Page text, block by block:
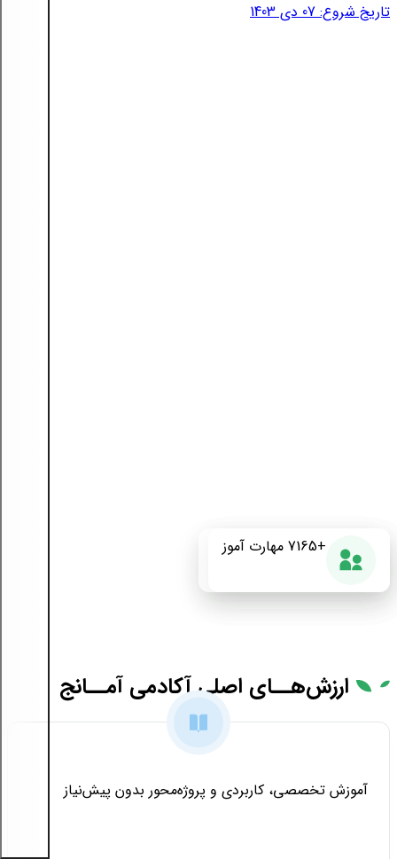
تاریخ شروع: 07 دی 1403
+175 دوره آموزشی 87% رضایت از دوره +7165 مهارت آموز
ارزش‌هــای اصلی آکادمی آمــانج
آموزش تخصصی، کاربردی و پروژه‌محور بدون پیش‌نیاز